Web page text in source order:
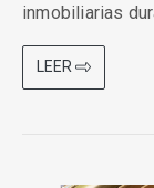
inmobiliarias
LEER